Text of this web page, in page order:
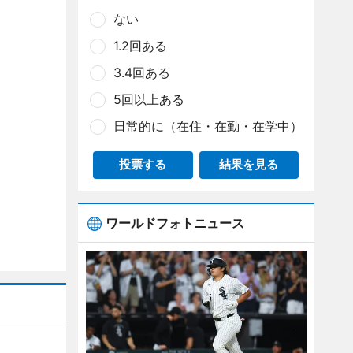
ない
1.2回ある
3.4回ある
5回以上ある
日常的に（在住・在勤・在学中）
投票する 結果を見る
ワールドフォトニュース